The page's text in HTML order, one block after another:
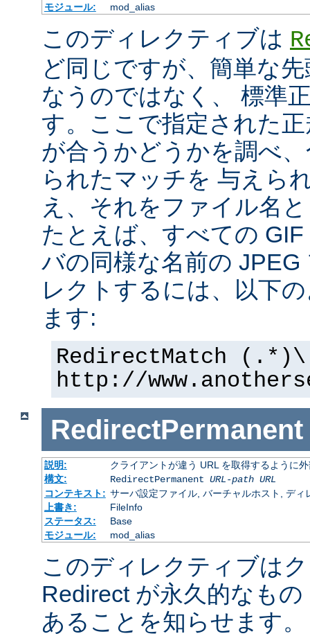
モジュール:
mod_alias
このディレクティブは
ど同じですが、簡単な
なうのではなく、 標準
す。ここで指定された
が合うかどうかを調べ
られたマッチを 与えら
え、それをファイル名
たとえば、すべての
バの同様な名前の
レクトするには、以下
ます:
RedirectMatch
http://
RedirectPermanent
説明:
クライアントが違う URL を取得するように
構文:
RedirectPermanent URL-path URL
コンテキスト: サーバ設定ファイル, バーチャルホスト, ディ
上書き:
FileInfo
ステータス:
Base
モジュール:
mod_alias
このディレクティブは
Redirect が永久的なも
あることを知らせます